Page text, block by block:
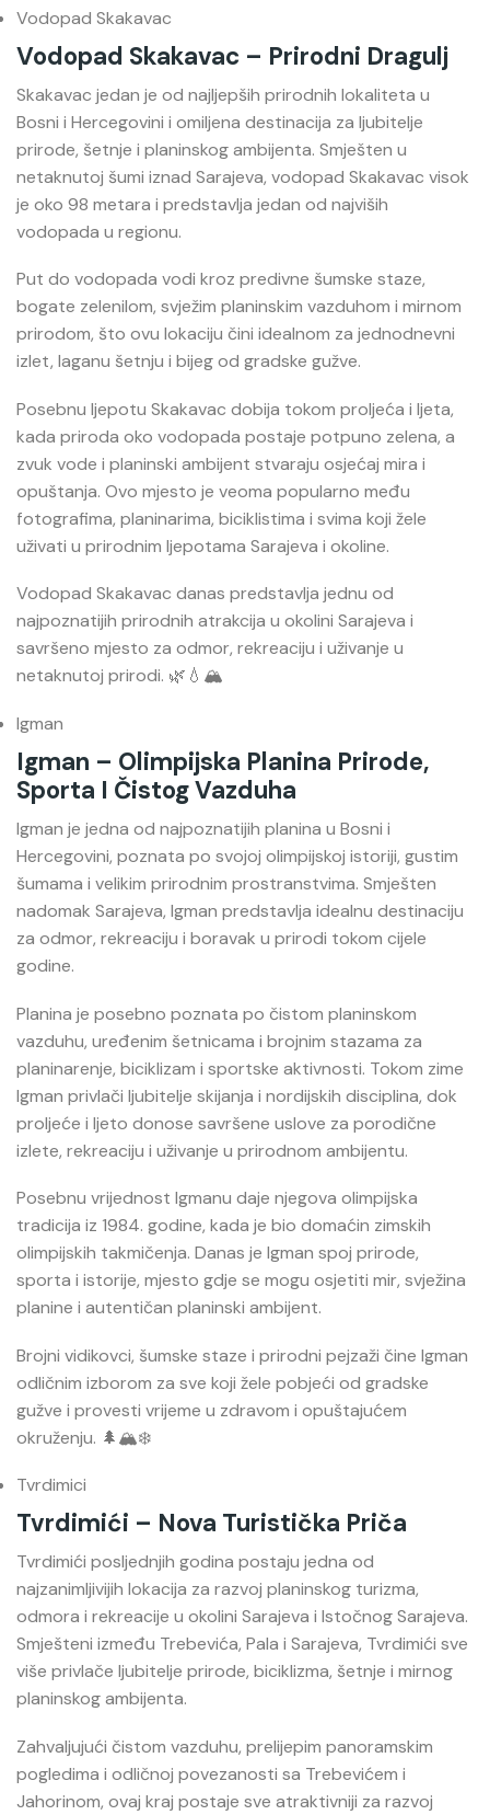
Vodopad Skakavac
Vodopad Skakavac – Prirodni Dragulj
Skakavac jedan je od najljepših prirodnih lokaliteta u
Bosni i Hercegovini i omiljena destinacija za ljubitelje
prirode, šetnje i planinskog ambijenta. Smješten u
netaknutoj šumi iznad Sarajeva, vodopad Skakavac visok
je oko 98 metara i predstavlja jedan od najviših
vodopada u regionu.
Put do vodopada vodi kroz predivne šumske staze,
bogate zelenilom, svježim planinskim vazduhom i mirnom
prirodom, što ovu lokaciju čini idealnom za jednodnevni
izlet, laganu šetnju i bijeg od gradske gužve.
Posebnu ljepotu Skakavac dobija tokom proljeća i ljeta,
kada priroda oko vodopada postaje potpuno zelena, a
zvuk vode i planinski ambijent stvaraju osjećaj mira i
opuštanja. Ovo mjesto je veoma popularno među
fotografima, planinarima, biciklistima i svima koji žele
uživati u prirodnim ljepotama Sarajeva i okoline.
Vodopad Skakavac danas predstavlja jednu od
najpoznatijih prirodnih atrakcija u okolini Sarajeva i
savršeno mjesto za odmor, rekreaciju i uživanje u
netaknutoj prirodi. 🌿💧🏔️
Igman
Igman – Olimpijska Planina Prirode,
Sporta I Čistog Vazduha
Igman je jedna od najpoznatijih planina u Bosni i
Hercegovini, poznata po svojoj olimpijskoj istoriji, gustim
šumama i velikim prirodnim prostranstvima. Smješten
nadomak Sarajeva, Igman predstavlja idealnu destinaciju
za odmor, rekreaciju i boravak u prirodi tokom cijele
godine.
Planina je posebno poznata po čistom planinskom
vazduhu, uređenim šetnicama i brojnim stazama za
planinarenje, biciklizam i sportske aktivnosti. Tokom zime
Igman privlači ljubitelje skijanja i nordijskih disciplina, dok
proljeće i ljeto donose savršene uslove za porodične
izlete, rekreaciju i uživanje u prirodnom ambijentu.
Posebnu vrijednost Igmanu daje njegova olimpijska
tradicija iz 1984. godine, kada je bio domaćin zimskih
olimpijskih takmičenja. Danas je Igman spoj prirode,
sporta i istorije, mjesto gdje se mogu osjetiti mir, svježina
planine i autentičan planinski ambijent.
Brojni vidikovci, šumske staze i prirodni pejzaži čine Igman
odličnim izborom za sve koji žele pobjeći od gradske
gužve i provesti vrijeme u zdravom i opuštajućem
okruženju. 🌲🏔️❄️
Tvrdimici
Tvrdimići – Nova Turistička Priča
Tvrdimići posljednjih godina postaju jedna od
najzanimljivijih lokacija za razvoj planinskog turizma,
odmora i rekreacije u okolini Sarajeva i Istočnog Sarajeva.
Smješteni između Trebevića, Pala i Sarajeva, Tvrdimići sve
više privlače ljubitelje prirode, biciklizma, šetnje i mirnog
planinskog ambijenta.
Zahvaljujući čistom vazduhu, prelijepim panoramskim
pogledima i odličnoj povezanosti sa Trebevićem i
Jahorinom, ovaj kraj postaje sve atraktivniji za razvoj